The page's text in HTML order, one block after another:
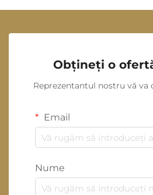
Obțineți o
Reprezentantul nostru vă va
Email
Nume